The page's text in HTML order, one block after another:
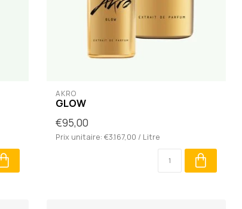
AKRO
GLOW
€95,00
Prix unitaire: €3.167,00 / Litre